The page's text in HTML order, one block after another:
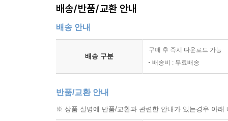
배송/반품/교환 안내
배송 안내
배송 구분
구매 후 즉시 다운로드 가능
배송비 : 무료배송
반품/교환 안내
※ 상품 설명에 반품/교환과 관련한 안내가 있는경우 아